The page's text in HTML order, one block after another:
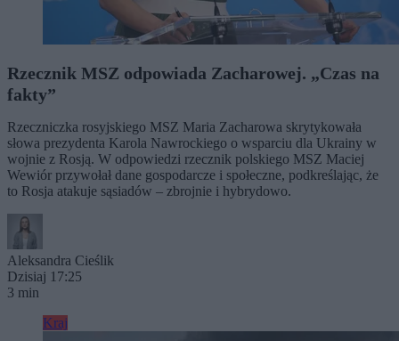
Rzecznik MSZ odpowiada Zacharowej. „Czas na
fakty”
Rzeczniczka rosyjskiego MSZ Maria Zacharowa skrytykowała
słowa prezydenta Karola Nawrockiego o wsparciu dla Ukrainy w
wojnie z Rosją. W odpowiedzi rzecznik polskiego MSZ Maciej
Wewiór przywołał dane gospodarcze i społeczne, podkreślając, że
to Rosja atakuje sąsiadów – zbrojnie i hybrydowo.
Aleksandra Cieślik
Dzisiaj 17:25
3 min
Kraj